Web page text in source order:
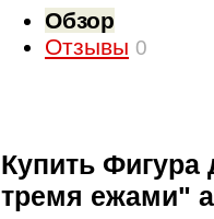
Обзор
Отзывы 0
Купить Фигура
тремя ежами"